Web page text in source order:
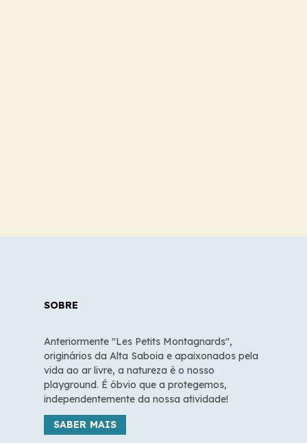
SOBRE
Anteriormente "Les Petits Montagnards",
originários da Alta Saboia e apaixonados pela
vida ao ar livre, a natureza é o nosso
playground. É óbvio que a protegemos,
independentemente da nossa atividade!
SABER MAIS